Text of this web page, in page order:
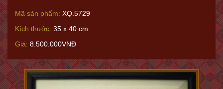
Mã sản phẩm: XQ.5729
Kích thước: 35 x 40 cm
Giá: 8.500.000VNĐ